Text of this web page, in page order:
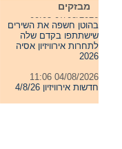
מבזקים
07/08/2026 00:05
בהוטן חשפה את השירים
שישתתפו בקדם שלה
לתחרות אירוויזיון אסיה
2026
חדשות אירוויזיון 4/8/26